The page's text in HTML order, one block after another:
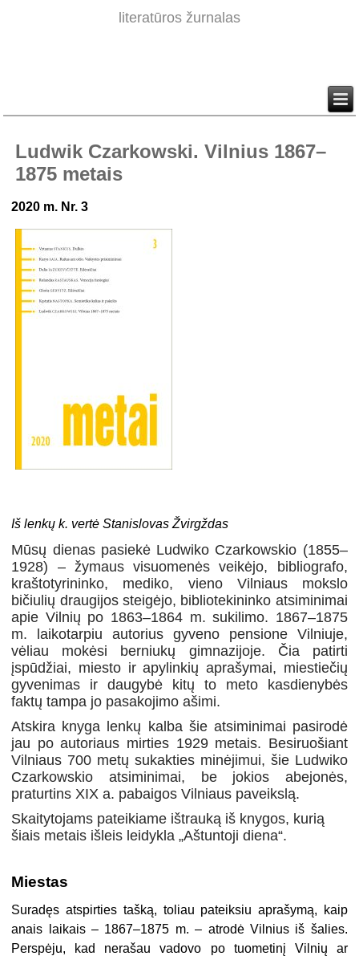
literatūros žurnalas
Ludwik Czarkowski. Vilnius 1867–
1875 metais
2020 m. Nr. 3
Iš lenkų k. vertė Stanislovas Žvirgždas
Mūsų dienas pasiekė Ludwiko Czarkowskio (1855–
1928) – žymaus visuomenės veikėjo, bibliografo,
kraštotyrininko, mediko, vieno Vilniaus mokslo
bičiulių draugijos steigėjo, bibliotekininko atsiminimai
apie Vilnių po 1863–1864 m. sukilimo. 1867–1875
m. laikotarpiu autorius gyveno pensione Vilniuje,
vėliau mokėsi berniukų gimnazijoje. Čia patirti
įspūdžiai, miesto ir apylinkių aprašymai, miestiečių
gyvenimas ir daugybė kitų to meto kasdienybės
faktų tampa jo pasakojimo ašimi.
Atskira knyga lenkų kalba šie atsiminimai pasirodė
jau po autoriaus mirties 1929 metais. Besiruošiant
Vilniaus 700 metų sukakties minėjimui, šie Ludwiko
Czarkowskio atsiminimai, be jokios abejonės,
praturtins XIX a. pabaigos Vilniaus paveikslą.
Skaitytojams pateikiame ištrauką iš knygos, kurią
šiais metais išleis leidykla „Aštuntoji diena“.
Miestas
Suradęs atspirties tašką, toliau pateiksiu aprašymą, kaip
anais laikais – 1867–1875 m. – atrodė Vilnius iš šalies.
Perspėju, kad nerašau vadovo po tuometinį Vilnių ar